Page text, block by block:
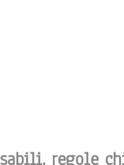
regole